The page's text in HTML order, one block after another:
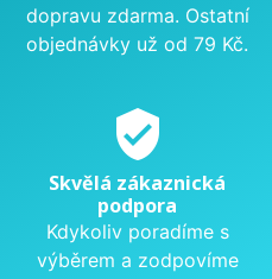
dopravu zdarma. Ostatní
objednávky už od 79 Kč.
verified_user
Skvělá zákaznická
podpora
Kdykoliv poradíme s
výběrem a zodpovíme